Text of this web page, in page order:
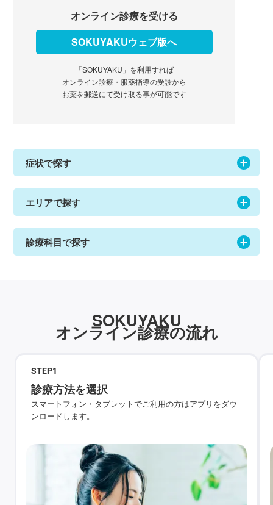
オンライン診療を受ける
SOKUYAKUウェブ版へ
「SOKUYAKU」を利用すれば
オンライン診療・服薬指導の受診から
お薬を郵送にて受け取る事が可能です
症状で探す
エリアで探す
診療科目で探す
SOKUYAKU
オンライン診療の流れ
STEP1
診療方法を選択
スマートフォン・タブレットでご利用の方はアプリをダウ
ンロードします。